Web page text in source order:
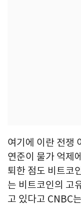
여기에 이란 전쟁
연준이 물가 억제
퇴한 점도 비트코
는 비트코인의 고
고 있다고 CNBC